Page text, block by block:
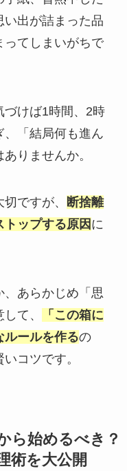
い出が詰まった品
ってしまいがちで
づけば1時間、2時
、「結局何も進ん
りませんか。
ですが、
断捨離
ップする原因 に
、あらかじめ「思
て、
「この箱に
ルールを作るの
コツです。
ら始めるべき？
術を大公開